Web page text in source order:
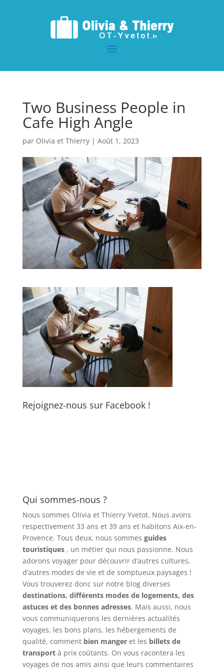
Two Business People in
Cafe High Angle
par Olivia et Thierry| Août 1, 2023
Rejoignez-nous sur Facebook !
Qui sommes-nous ?
Nous sommes Olivia et Thierry Yvetot. Nous avons
respectivement 33 ans et 39 ans et habitons Aix-en-
Provence. Tous deux, nous sommes guides
touristiques , un métier qui nous passionne. Nous
adorons voyager pour découvrir d’autres cultures,
d’autres modes de vie et de somptueux paysages !
Vous trouverez donc sur notre blog diverses
destinations, différents modes de logements, des
astuces et des bonnes adresses. Mais aussi, nous
vous communiquerons les dernières actualités
voyages, les bons plans, les hébergements de
qualité, comment bien mangeret les billets de
transportà prix coûtants. On vous racontera les
voyages de nos amis ainsi que leurs commentaires